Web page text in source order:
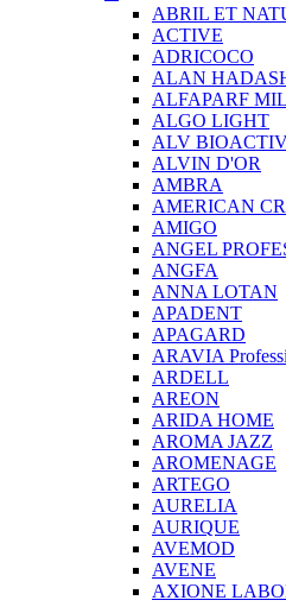
ABRIL ET
ACTIVE
ADRICOCO
ALAN
ALFAPARF
ALGO LIGHT
ALV
ALVIN D'OR
AMBRA
AMERICAN
AMIGO
ANGEL
ANGFA
ANNA LOTAN
APADENT
APAGARD
ARAVIA
ARDELL
AREON
ARIDA HOME
AROMA JAZZ
AROMENAGE
ARTEGO
AURELIA
AURIQUE
AVEMOD
AVENE
AXIONE